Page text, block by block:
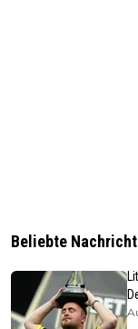
Beliebte